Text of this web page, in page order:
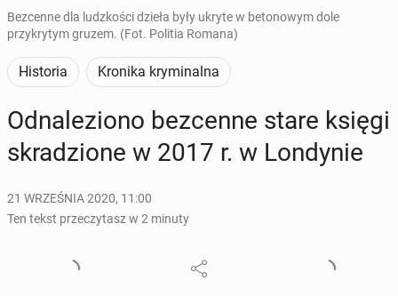
Bezcenne dla ludzkości dzieła były ukryte w betonowym dole
przykrytym gruzem. (Fot. Politia Romana)
Historia Kronika kryminalna
Od­na­le­zio­no bez­cen­ne stare księgi
skra­dzio­ne w 2017 r. w Lon­dy­nie
21 WRZEŚNIA 2020, 11:00
Ten tekst przeczytasz w 2 minuty